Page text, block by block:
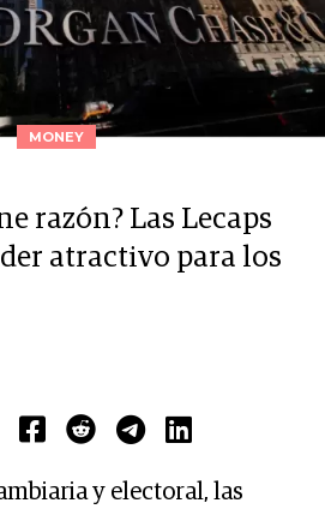
MONEY
razón? Las Lecaps
atractivo para los
y electoral, las